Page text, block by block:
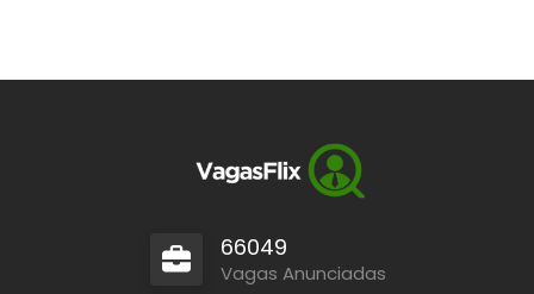
66049
Vagas Anunciadas